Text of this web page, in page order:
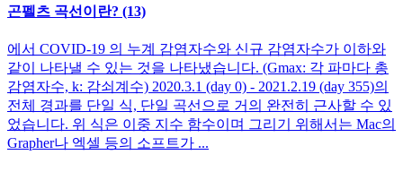
곤펠츠 곡선이란? (13)
에서 COVID-19 의 누계 감염자수와 신규 감염자수가 이하와
같이 나타낼 수 있는 것을 나타냈습니다. (Gmax: 각 파마다 총
감염자수, k: 감쇠계수) 2020.3.1 (day 0) - 2021.2.19 (day 355)의
전체 경과를 단일 식, 단일 곡선으로 거의 완전히 근사할 수 있
었습니다. 위 식은 이중 지수 함수이며 그리기 위해서는 Mac의
Grapher나 엑셀 등의 소프트가 ...